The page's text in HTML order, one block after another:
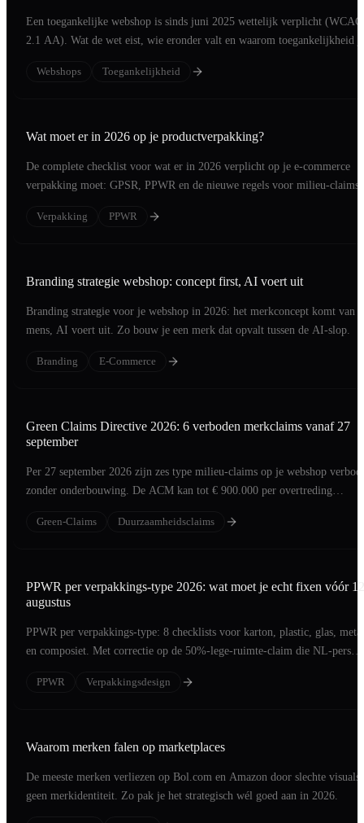
Een toegankelijke webshop is sinds juni 2025 wettelijk verplicht (WCAG
2.1 AA). Wat de wet eist, wie eronder valt en waarom toegankelijkheid
Webshops
Toegankelijkheid
Wat moet er in 2026 op je productverpakking?
De complete checklist voor wat er in 2026 verplicht op je e-commerce
verpakking moet: GPSR, PPWR en de nieuwe regels voor milieu-claims,
Verpakking
PPWR
Branding strategie webshop: concept first, AI voert uit
Branding strategie voor je webshop in 2026: het merkconcept komt van
mens, AI voert uit. Zo bouw je een merk dat opvalt tussen de AI-slop.
Branding E-Commerce
Green Claims Directive 2026: 6 verboden merkclaims vanaf 27
september
Per 27 september 2026 zijn zes type milieu-claims op je webshop
zonder onderbouwing. De ACM kan tot € 900.000 per overtreding
Green-Claims
Duurzaamheidsclaims
PPWR per verpakkings-type 2026: wat moet je echt fixen vóór 12
augustus
PPWR per verpakkings-type: 8 checklists voor karton, plastic, glas,
en composiet. Met correctie op de 50%-lege-ruimte-claim die NL-pers
PPWR
Verpakkingsdesign
Waarom merken falen op marketplaces
De meeste merken verliezen op Bol.com en Amazon door slechte visuals
geen merkidentiteit. Zo pak je het strategisch wél goed aan in 2026.